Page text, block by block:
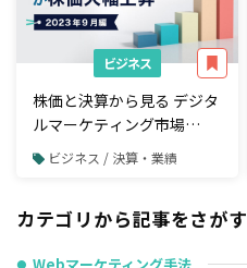
ビジネス
株価と決算から見る デジタ
ルマーケティング市場
【2023年9月編】低調なマ
ーケットの中でSpeeeとイ
上昇
ビジネス / 決算・業績
カテゴリから記事をさがす
●